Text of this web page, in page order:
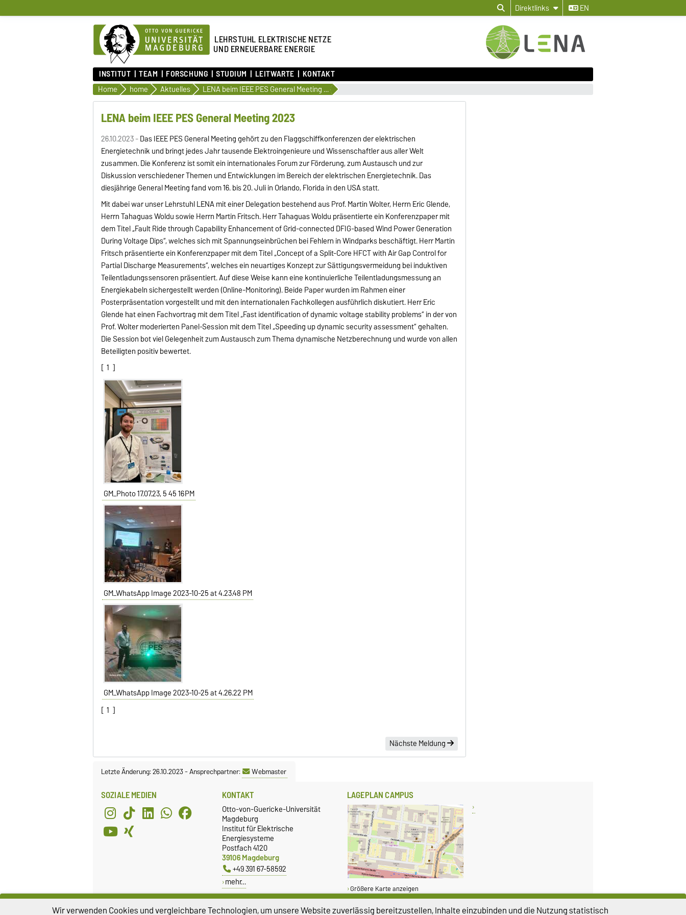
Direktlinks EN
LEHRSTUHL ELEKTRISCHE NETZE
UND ERNEUERBARE ENERGIE
INSTITUT TEAM FORSCHUNG STUDIUM LEITWARTE KONTAKT
Home home Aktuelles LENA beim IEEE PES General Meeting 2023
LENA beim IEEE PES General Meeting 2023
26.10.2023 -Das IEEE PES General Meeting gehört zu den Flaggschiffkonferenzen der elektrischen
Energietechnik und bringt jedes Jahr tausende Elektroingenieure und Wissenschaftler aus aller Welt
zusammen. Die Konferenz ist somit ein internationales Forum zur Förderung, zum Austausch und zur
Diskussion verschiedener Themen und Entwicklungen im Bereich der elektrischen Energietechnik. Das
diesjährige General Meeting fand vom 16. bis 20. Juli in Orlando, Florida in den USA statt.
Mit dabei war unser Lehrstuhl LENA mit einer Delegation bestehend aus Prof. Martin Wolter, Herrn Eric Glende,
Herrn Tahaguas Woldu sowie Herrn Martin Fritsch. Herr Tahaguas Woldu präsentierte ein Konferenzpaper mit
dem Titel „Fault Ride through Capability Enhancement of Grid-connected DFIG-based Wind Power Generation
During Voltage Dips“, welches sich mit Spannungseinbrüchen bei Fehlern in Windparks beschäftigt. Herr Martin
Fritsch präsentierte ein Konferenzpaper mit dem Titel „Concept of a Split-Core HFCT with Air Gap Control for
Partial Discharge Measurements“, welches ein neuartiges Konzept zur Sättigungsvermeidung bei induktiven
Teilentladungssensoren präsentiert. Auf diese Weise kann eine kontinuierliche Teilentladungsmessung an
Energiekabeln sichergestellt werden (Online-Monitoring). Beide Paper wurden im Rahmen einer
Posterpräsentation vorgestellt und mit den internationalen Fachkollegen ausführlich diskutiert. Herr Eric
Glende hat einen Fachvortrag mit dem Titel „Fast identification of dynamic voltage stability problems“ in der von
Prof. Wolter moderierten Panel-Session mit dem Titel „Speeding up dynamic security assessment“ gehalten.
Die Session bot viel Gelegenheit zum Austausch zum Thema dynamische Netzberechnung und wurde von allen
Beteiligten positiv bewertet.
[ 1 ]
GM_Photo 17.07.23, 5 45 16 PM
GM_WhatsApp Image 2023-10-25 at 4.23.48 PM
GM_WhatsApp Image 2023-10-25 at 4.26.22 PM
[ 1 ]
Nächste Meldung
Letzte Änderung: 26.10.2023-Ansprechpartner: Webmaster
SOZIALE MEDIEN KONTAKT
Otto-von-Guericke-Universität
Magdeburg
Institut für Elektrische
Energiesysteme
Postfach 4120
39106 Magdeburg
+49 391 67-58592
mehr…
LAGEPLAN CAMPUS
Größere Karte anzeigen
Wir verwenden Cookies und vergleichbare Technologien, um unsere Website zuverlässig bereitzustellen, Inhalte einzubinden und die Nutzung statistisch